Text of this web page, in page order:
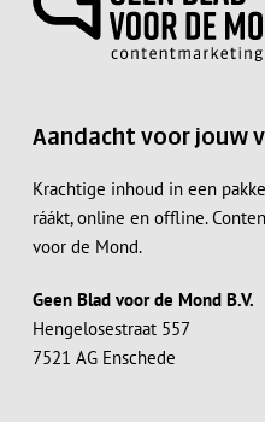
Aandacht voor jouw
Krachtige inhoud in een
ráákt, online en offline.
voor de Mond.
Geen Blad voor de Mond B.V.
Hengelosestraat 557
7521 AG Enschede